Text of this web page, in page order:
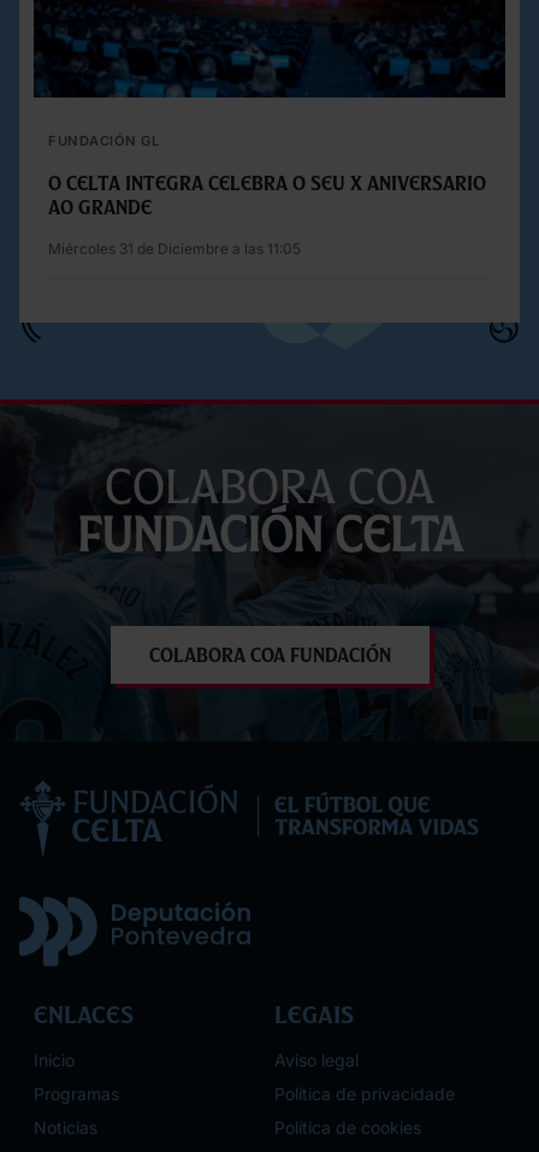
FUNDACIÓN GL
O Celta Integra celebra o seu X aniversario
ao grande
Miércoles 31 de Diciembre a las 11:05
Colabora coa
Fundación Celta
Colabora coa Fundación
Enlaces
Inicio
Programas
Noticias
Legais
Aviso legal
Política de privacidade
Política de cookies